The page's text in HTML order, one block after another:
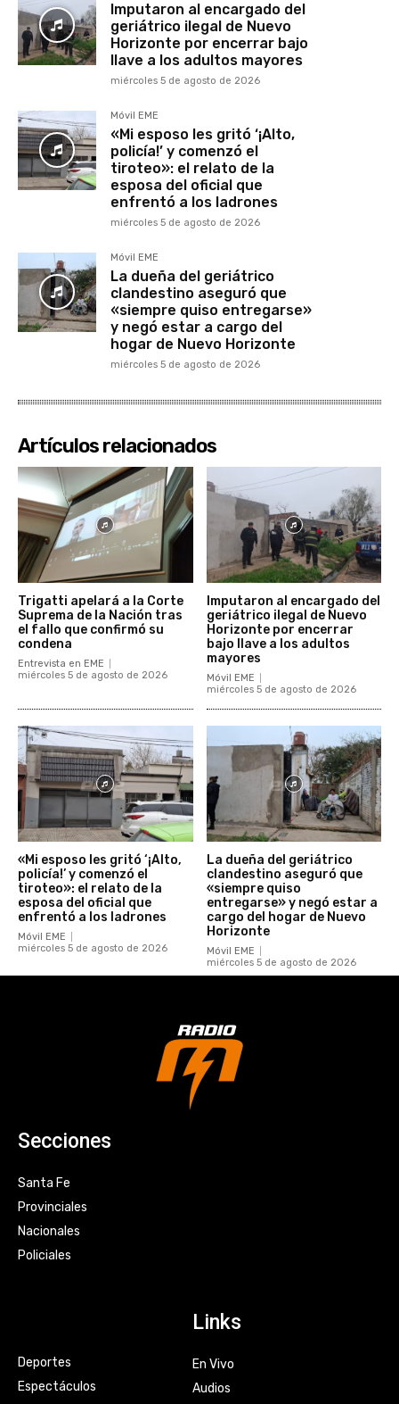
Imputaron al encargado del
geriátrico ilegal de Nuevo
Horizonte por encerrar bajo
llave a los adultos mayores
miércoles 5 de agosto de 2026
Móvil EME
«Mi esposo les gritó ‘¡Alto,
policía!’ y comenzó el
tiroteo»: el relato de la
esposa del oficial que
enfrentó a los ladrones
miércoles 5 de agosto de 2026
Móvil EME
La dueña del geriátrico
clandestino aseguró que
«siempre quiso entregarse»
y negó estar a cargo del
hogar de Nuevo Horizonte
miércoles 5 de agosto de 2026
Artículos relacionados
Trigatti apelará a la Corte
Suprema de la Nación tras
el fallo que confirmó su
condena
Entrevista en EME
miércoles 5 de agosto de 2026
Imputaron al encargado del
geriátrico ilegal de Nuevo
Horizonte por encerrar
bajo llave a los adultos
mayores
Móvil EME
miércoles 5 de agosto de 2026
«Mi esposo les gritó ‘¡Alto,
policía!’ y comenzó el
tiroteo»: el relato de la
esposa del oficial que
enfrentó a los ladrones
Móvil EME
miércoles 5 de agosto de 2026
La dueña del geriátrico
clandestino aseguró que
«siempre quiso
entregarse» y negó estar a
cargo del hogar de Nuevo
Horizonte
Móvil EME
miércoles 5 de agosto de 2026
Secciones
Santa Fe
Provinciales
Nacionales
Policiales
Deportes
Espectáculos
Links
En Vivo
Audios